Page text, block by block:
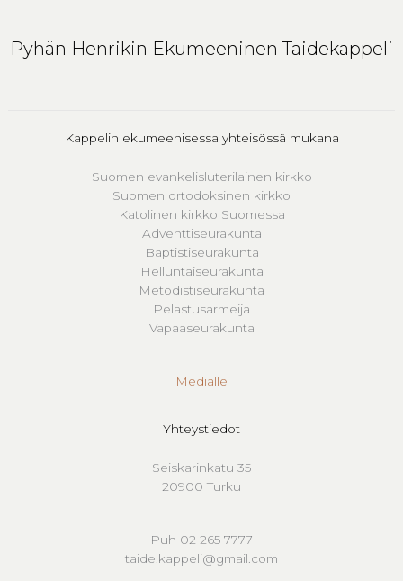
Pyhän Henrikin Ekumeeninen Taidekappeli
Kappelin ekumeenisessa yhteisössä mukana
Suomen evankelisluterilainen kirkko
Suomen ortodoksinen kirkko
Katolinen kirkko Suomessa
Adventtiseurakunta
Baptistiseurakunta
Helluntaiseurakunta
Metodistiseurakunta
Pelastusarmeija
Vapaaseurakunta
Medialle
Yhteystiedot
Seiskarinkatu 35
20900 Turku
Puh 02 265 7777
taide.kappeli@gmail.com